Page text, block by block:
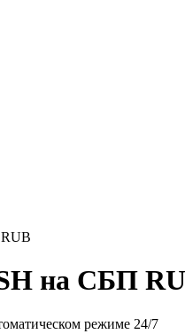
на СБП
режиме 24/7